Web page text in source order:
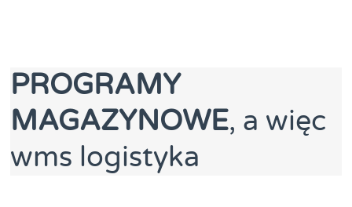
PROGRAMY
MAGAZYNOWE, a więc
wms logistyka